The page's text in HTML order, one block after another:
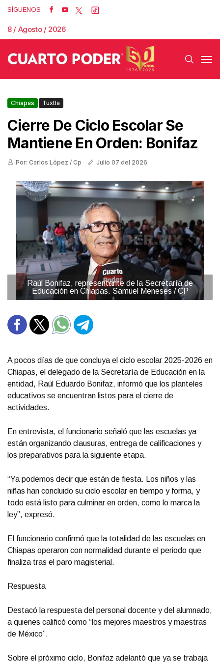
SÍGUENOS
8 / Agosto / 2026
Chiapas Tuxtla
Cierre De Ciclo Escolar Se
Mantiene En Orden: Bonifaz
Por: Carlos López / Cp Julio 07 del 2026
Raúl Bonifaz, representante de la Secretaría de
Educación en Chiapas. Samuel Meneses / CP
A pocos días de que concluya el ciclo escolar 2025-2026 en
Chiapas, el delegado de la Secretaría de Educación en la
entidad, Raúl Eduardo Bonifaz, informó que los planteles
educativos se encuentran listos para el cierre de
actividades.
En entrevista, el funcionario señaló que las escuelas ya
están organizando clausuras, entrega de calificaciones y
los preparativos para la siguiente etapa.
“Ya podemos decir que están de fiesta. Los niños y las
niñas han concluido su ciclo escolar en tiempo y forma, y
todo está listo para culminar en orden, como lo marca la
ley”, expresó.
El funcionario confirmó que la totalidad de las escuelas en
Chiapas operaron con normalidad durante el periodo que
finaliza tras el paro magisterial.
Respuesta
Destacó la respuesta del personal docente y del alumnado,
a quienes calificó como “los mejores maestros y maestras
de México”.
Sobre el próximo ciclo, Bonifaz adelantó que ya se trabaja